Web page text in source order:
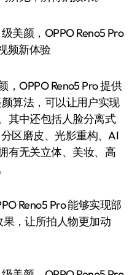
，OPPO Reno5 Pro 提供
算法，可以让用户实现
其中还包括人脸分离式
区磨皮、光影重构、AI
有无关立体、美妆、高
Reno5 Pro 能够实现部
，让所拍人物更加动